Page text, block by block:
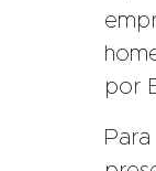
por
Para